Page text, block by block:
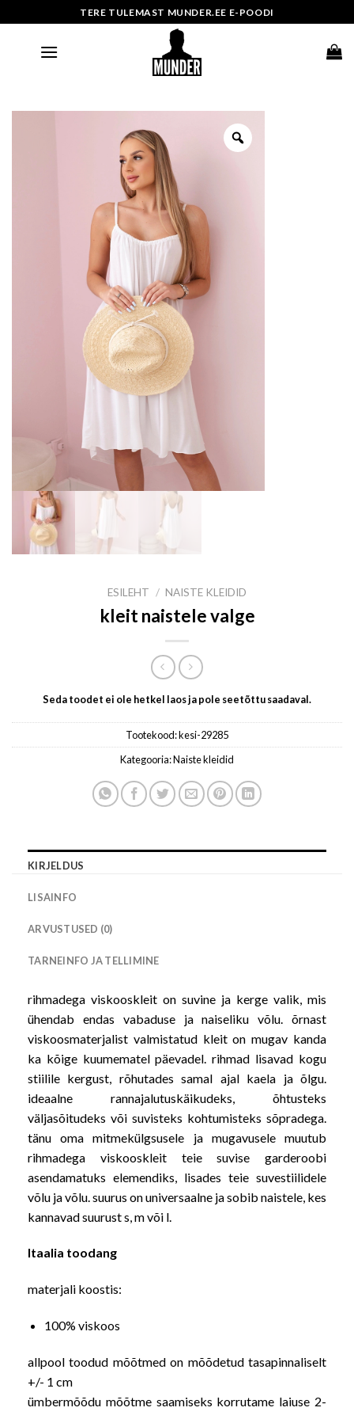
to
TERE TULEMAST MUNDER.EE E-POODI
ESILEHT / NAISTE KLEIDID
kleit naistele valge
Seda toodet ei ole hetkel laos ja pole seetõttu saadaval.
Tootekood:kesi-29285
Kategooria:Naiste kleidid
KIRJELDUS
LISAINFO
ARVUSTUSED (0)
TARNEINFO JA TELLIMINE
rihmadega viskooskleit on suvine ja kerge valik, mis
ühendab endas vabaduse ja naiseliku võlu. õrnast
viskoosmaterjalist valmistatud kleit on mugav kanda
ka kõige kuumematel päevadel. rihmad lisavad kogu
stiilile kergust, rõhutades samal ajal kaela ja õlgu.
ideaalne rannajalutuskäikudeks, õhtusteks
väljasõitudeks või suvisteks kohtumisteks sõpradega.
tänu oma mitmekülgsusele ja mugavusele muutub
rihmadega viskooskleit teie suvise garderoobi
asendamatuks elemendiks, lisades teie suvestiilidele
võlu ja võlu. suurus on universaalne ja sobib naistele, kes
kannavad suurust s, m või l.
Itaalia toodang
materjali koostis:
100% viskoos
allpool toodud mõõtmed on mõõdetud tasapinnaliselt
+/- 1 cm
ümbermõõdu mõõtme saamiseks korrutame laiuse 2-